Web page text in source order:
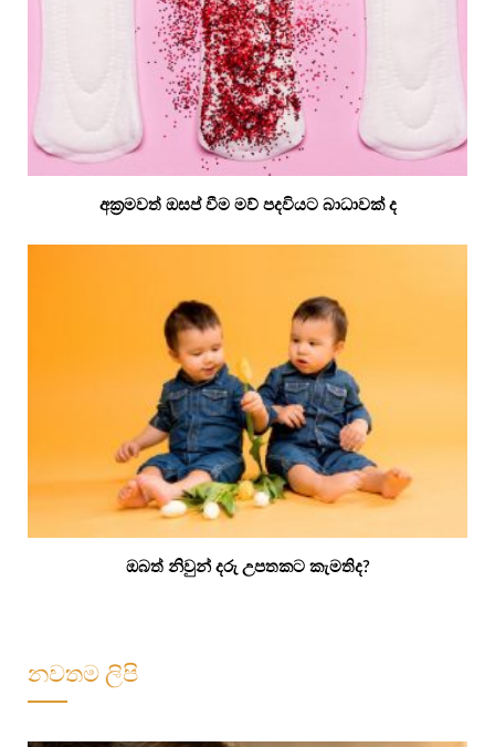
අක්‍රමවත් ඔසප් වීම මව් පදවියට බාධාවක් ද
ඔබත් නිවුන් දරු උපතකට කැමතිද?
නවතම ලිපි